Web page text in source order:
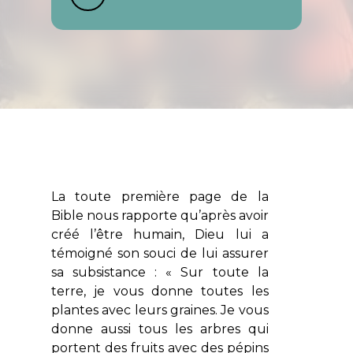
La toute première page de la
Bible nous rapporte qu’après avoir
créé l’être humain, Dieu lui a
témoigné son souci de lui assurer
sa subsistance : «Sur toute la
terre, je vous donne toutes les
plantes avec leurs graines. Je vous
donne aussi tous les arbres qui
portent des fruits avec des pépins